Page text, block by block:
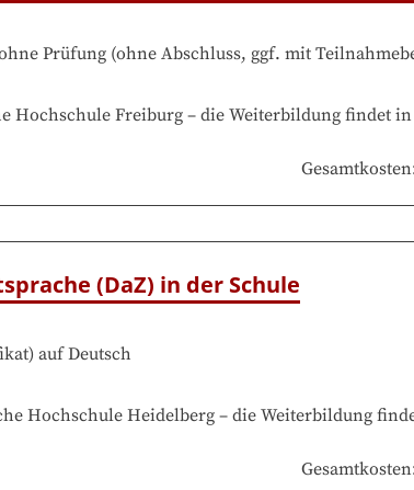
Prüfung (ohne Abschluss, ggf. mit
Hochschule Freiburg – die Weiterbildung findet in
Gesamtkosten
(DaZ) in der Schule
) auf Deutsch
Hochschule Heidelberg – die Weiterbildung
Gesamtkosten